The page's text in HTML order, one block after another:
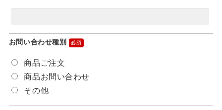
お問い合わせ種別
商品ご注文
商品お問い合わせ
その他